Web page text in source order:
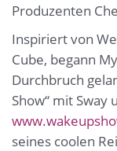
Produzenten
Inspiriert von
Cube, begann
Durchbruch
Show“ mit Sway
seines coolen